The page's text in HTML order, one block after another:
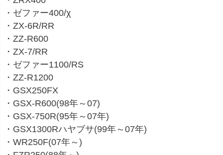
・ゼファー400/χ
・ZX-6R/RR
・ZZ-R600
・ZX-7/RR
・ゼファー1100/RS
・ZZ-R1200
・GSX250FX
・GSX-R600(98年～07)
・GSX-750R(95年～07年)
・GSX1300Rハヤブサ(99年～07年)
・WR250F(07年～)